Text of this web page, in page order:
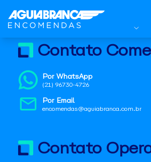
Contato
Por WhatsApp
(21) 96730-4726
Por Email
encomendas@aguiabranca.com.br
Contato